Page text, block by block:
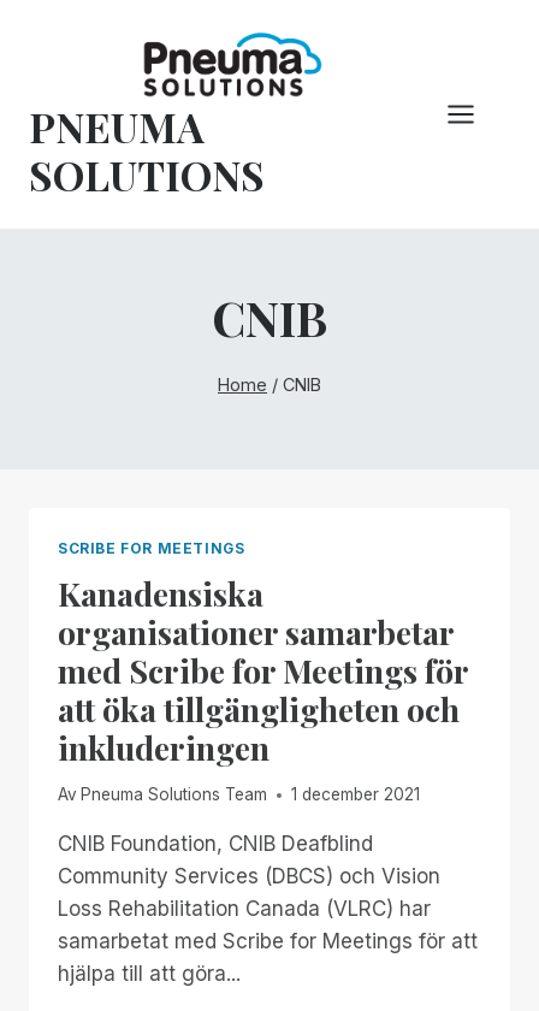
PNEUMA
SOLUTIONS
CNIB
Home / CNIB
SCRIBE FOR MEETINGS
Kanadensiska
organisationer samarbetar
med Scribe for Meetings för
att öka tillgängligheten och
inkluderingen
Av Pneuma Solutions Team 1 december 2021
CNIB Foundation, CNIB Deafblind
Community Services (DBCS) och Vision
Loss Rehabilitation Canada (VLRC) har
samarbetat med Scribe for Meetings för att
hjälpa till att göra...